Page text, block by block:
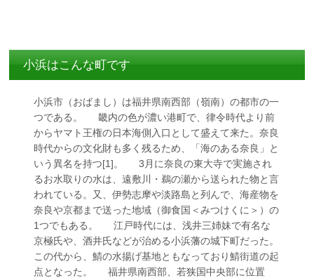
小浜はこんな町です
小浜市（おばまし）は福井県南西部（嶺南）の都市の一
つである。 畿内の色が濃い港町で、律令時代より前
からヤマト王権の日本海側入口として盛えて来た。奈良
時代からの文化財も多く残るため、「海のある奈良」と
いう異名を持つ[1]。 3月に奈良の東大寺で実施され
るお水取りの水は、遠敷川・鵜の瀬から送られた物と言
われている。又、伊勢志摩や淡路島と列んで、海産物を
奈良や京都まで送った地域（御食国＜みつけくに＞）の
1つでもある。 江戸時代には、浅井三姉妹で有名な
京極氏や、酒井氏などが治める小浜藩の城下町だった。
この代から、鯖の水揚げ基地ともなっており鯖街道の起
点となった。 福井県南西部、若狭国中央部に位置